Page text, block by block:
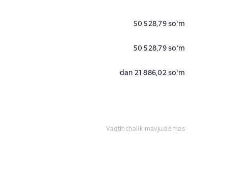
50 528,79 soʻm
50 528,79 soʻm
dan 21 886,02 soʻm
vaqtinchalik mavjud emas